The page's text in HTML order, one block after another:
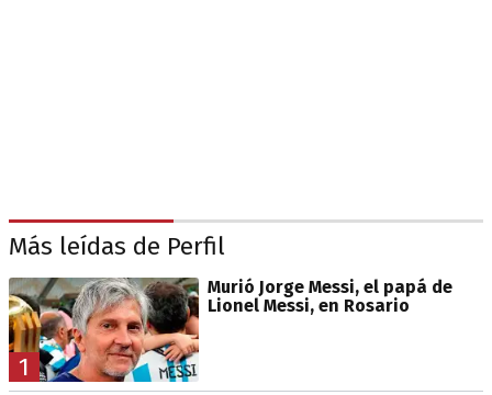
Más leídas de Perfil
1
Murió Jorge Messi, el papá de
Lionel Messi, en Rosario